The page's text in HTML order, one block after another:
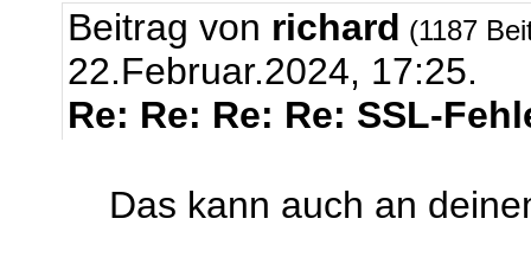
Beitrag von richard (1187
22.Februar.2024, 17:25.
Re: Re: Re: Re: SSL-
Das kann auch an